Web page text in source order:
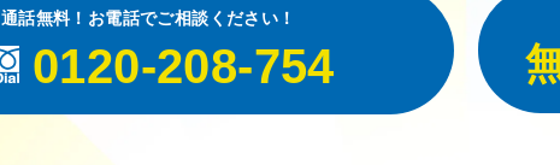
通話無料！お電話でご相談ください！
0120-208-754